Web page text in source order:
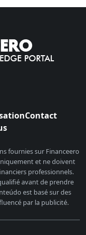
Contact
fournies sur Financeero
et ne doivent
professionnels.
avant de prendre
est basé sur des
par la publicité.